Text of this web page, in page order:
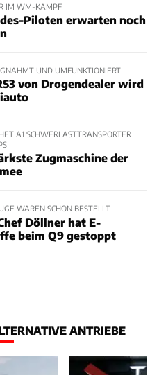
IM WM-KAMPF
Piloten erwarten noch
UND UMFUNKTIONIERT
von Drogendealer wird
A1 SCHWERLASTTRANSPORTER
Zugmaschine der
WAREN SCHON BESTELLT
Döllner hat E-
beim Q9 gestoppt
ANTRIEBE